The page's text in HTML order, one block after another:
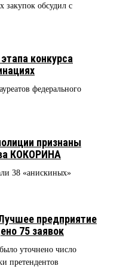
закупок обсудил с
конкурса
федерального
признаны
КОКОРИНА
38 «анискиных»
предприятие
75 заявок
уточнено число
претендентов